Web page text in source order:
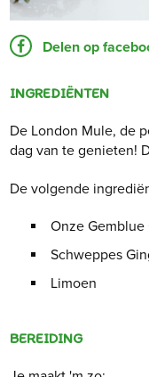
Delen op
INGREDIËNTEN
De London Mule, de
dag van te genieten!
De volgende
Onze
Schweppes
Limoen
BEREIDING